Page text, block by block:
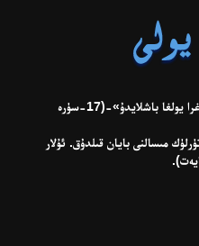
«شۈبھىسىزكى، بۇ قۇرئان ئەڭ توغرا يولغا باشلايدۇ»-(17-سۈرە
مىسالنى بايان قىلدۇق. ئۇلار